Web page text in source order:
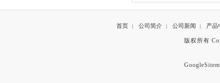
首页 | 公司简介 | 公司新闻 | 产品
版权所有